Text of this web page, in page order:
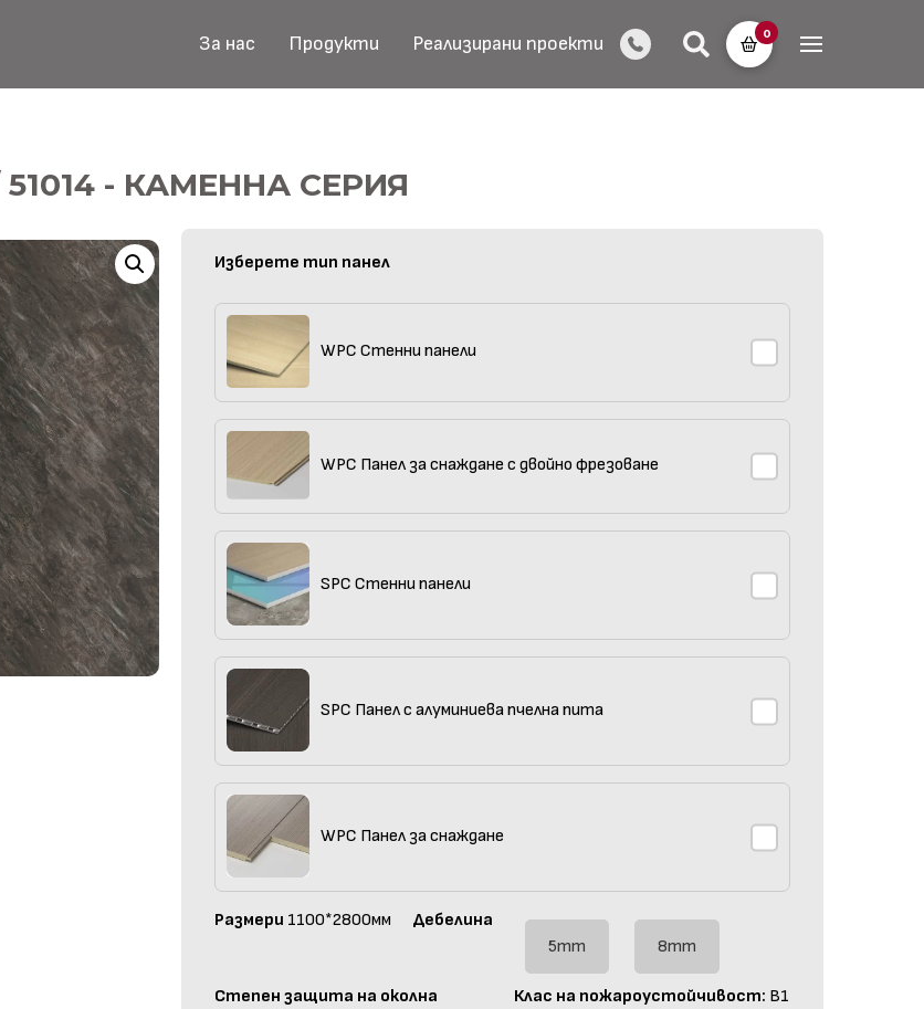
За нас Продукти Реализирани проекти 0
- КАМЕННА СЕРИЯ
Изберете тип панел
WPC Стенни панели
WPC Панел за снаждане с двойно фрезоване
SPC Стенни панели
SPC Панел с алуминиева пчелна пита
WPC Панел за снаждане
Размери 1100*2800мм
Дебелина
5mm
8mm
Степен защита на околна
Клас на пожароустойчивост: B1